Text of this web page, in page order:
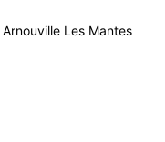
Les Mantes